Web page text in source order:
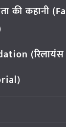
की कहानी